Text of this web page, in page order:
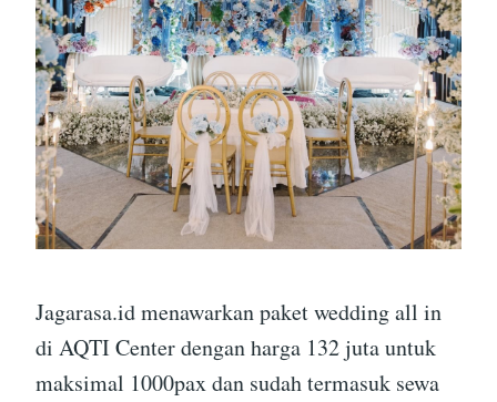
Jagarasa.id menawarkan paket wedding all in
di AQTI Center dengan harga 132 juta untuk
maksimal 1000pax dan sudah termasuk sewa